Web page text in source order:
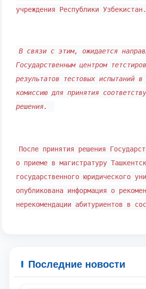
Ваше имя и фамилия
Ваш номер телефона
Почта
учреждения Республики Узбекистан.
В связи с этим, ожидается
Государственным центром
результатов тестовых испытаний в
комиссию для принятия
решения.
После принятия решения
о приеме в магистратуру
государственного юридического
опубликована информация о
нерекомендации абитуриентов в
Последние новости